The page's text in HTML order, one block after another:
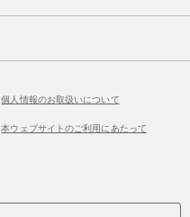
個人情報のお取扱いについて
本ウェブサイトのご利用にあたって